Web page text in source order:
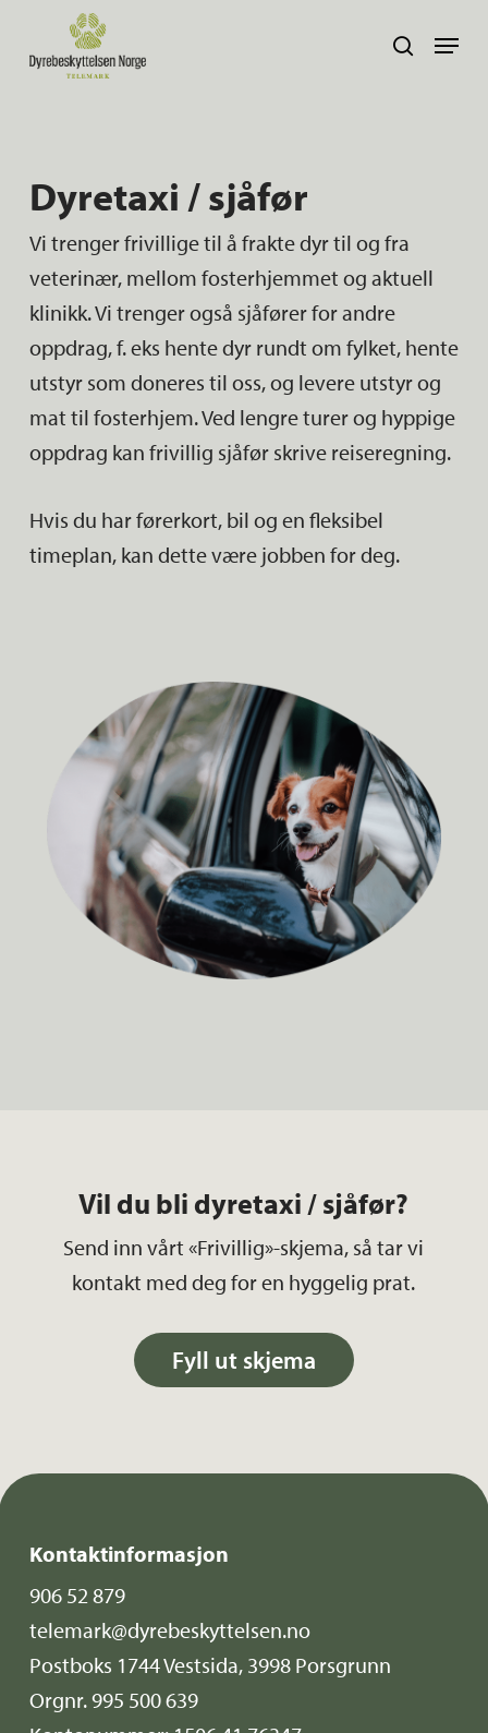
search
Dyretaxi / sjåfør
Vi trenger frivillige til å frakte dyr til og fra
veterinær, mellom fosterhjemmet og aktuell
klinikk. Vi trenger også sjåfører for andre
oppdrag, f. eks hente dyr rundt om fylket, hente
utstyr som doneres til oss, og levere utstyr og
mat til fosterhjem. Ved lengre turer og hyppige
oppdrag kan frivillig sjåfør skrive reiseregning.
Hvis du har førerkort, bil og en fleksibel
timeplan, kan dette være jobben for deg.
Vil du bli dyretaxi / sjåfør?
Send inn vårt «Frivillig»-skjema, så tar vi
kontakt med deg for en hyggelig prat.
Fyll ut skjema
Kontaktinformasjon
906 52 879
telemark@dyrebeskyttelsen.no
Postboks 1744 Vestsida, 3998 Porsgrunn
Orgnr. 995 500 639